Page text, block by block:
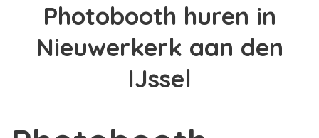
Photobooth huren in
Nieuwerkerk aan den
IJssel